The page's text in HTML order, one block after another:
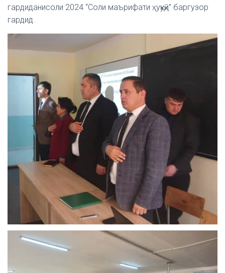
гардиданисоли 2024 “Соли маърифати ҳуқуқӣ” баргузор
гардид.